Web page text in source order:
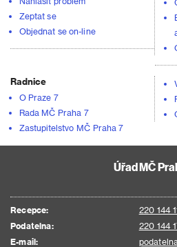
Zeptat se
Objednat se on-line
Radnice
O Praze 7
Rada MČ Praha 7
Zastupitelstvo MČ Praha 7
Úřad MČ
Recepce:
220 144
Podatelna:
220 144
E-mail: